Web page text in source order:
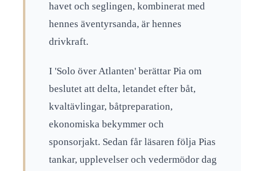
havet och seglingen, kombinerat med
hennes äventyrsanda, är hennes
drivkraft.
I 'Solo över Atlanten' berättar Pia om
beslutet att delta, letandet efter båt,
kvaltävlingar, båtpreparation,
ekonomiska bekymmer och
sponsorjakt. Sedan får läsaren följa Pias
tankar, upplevelser och vedermödor dag